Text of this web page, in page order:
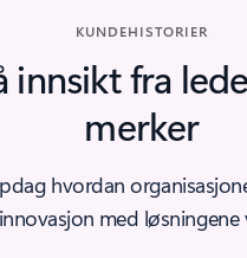
KUNDEHISTORIER
innsikt fra
merker
hvordan
innovasjon med løsningene